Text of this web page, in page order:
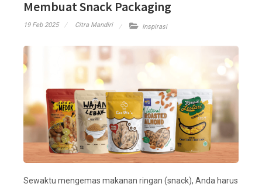
Membuat Snack Packaging
19 Feb 2025 Citra Mandiri Inspirasi
Sewaktu mengemas makanan ringan (snack), Anda harus